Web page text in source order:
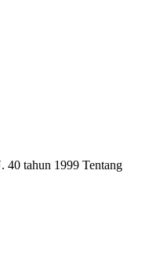
40 tahun 1999 Tentang